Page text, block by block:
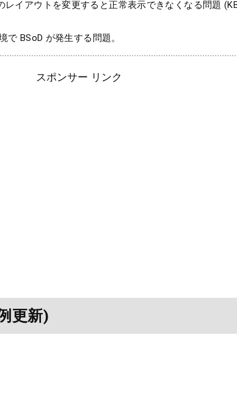
レイアウトを変更すると正常表示できなくなる問題
で BSoD が発生する問題。
スポンサー リンク
更新)